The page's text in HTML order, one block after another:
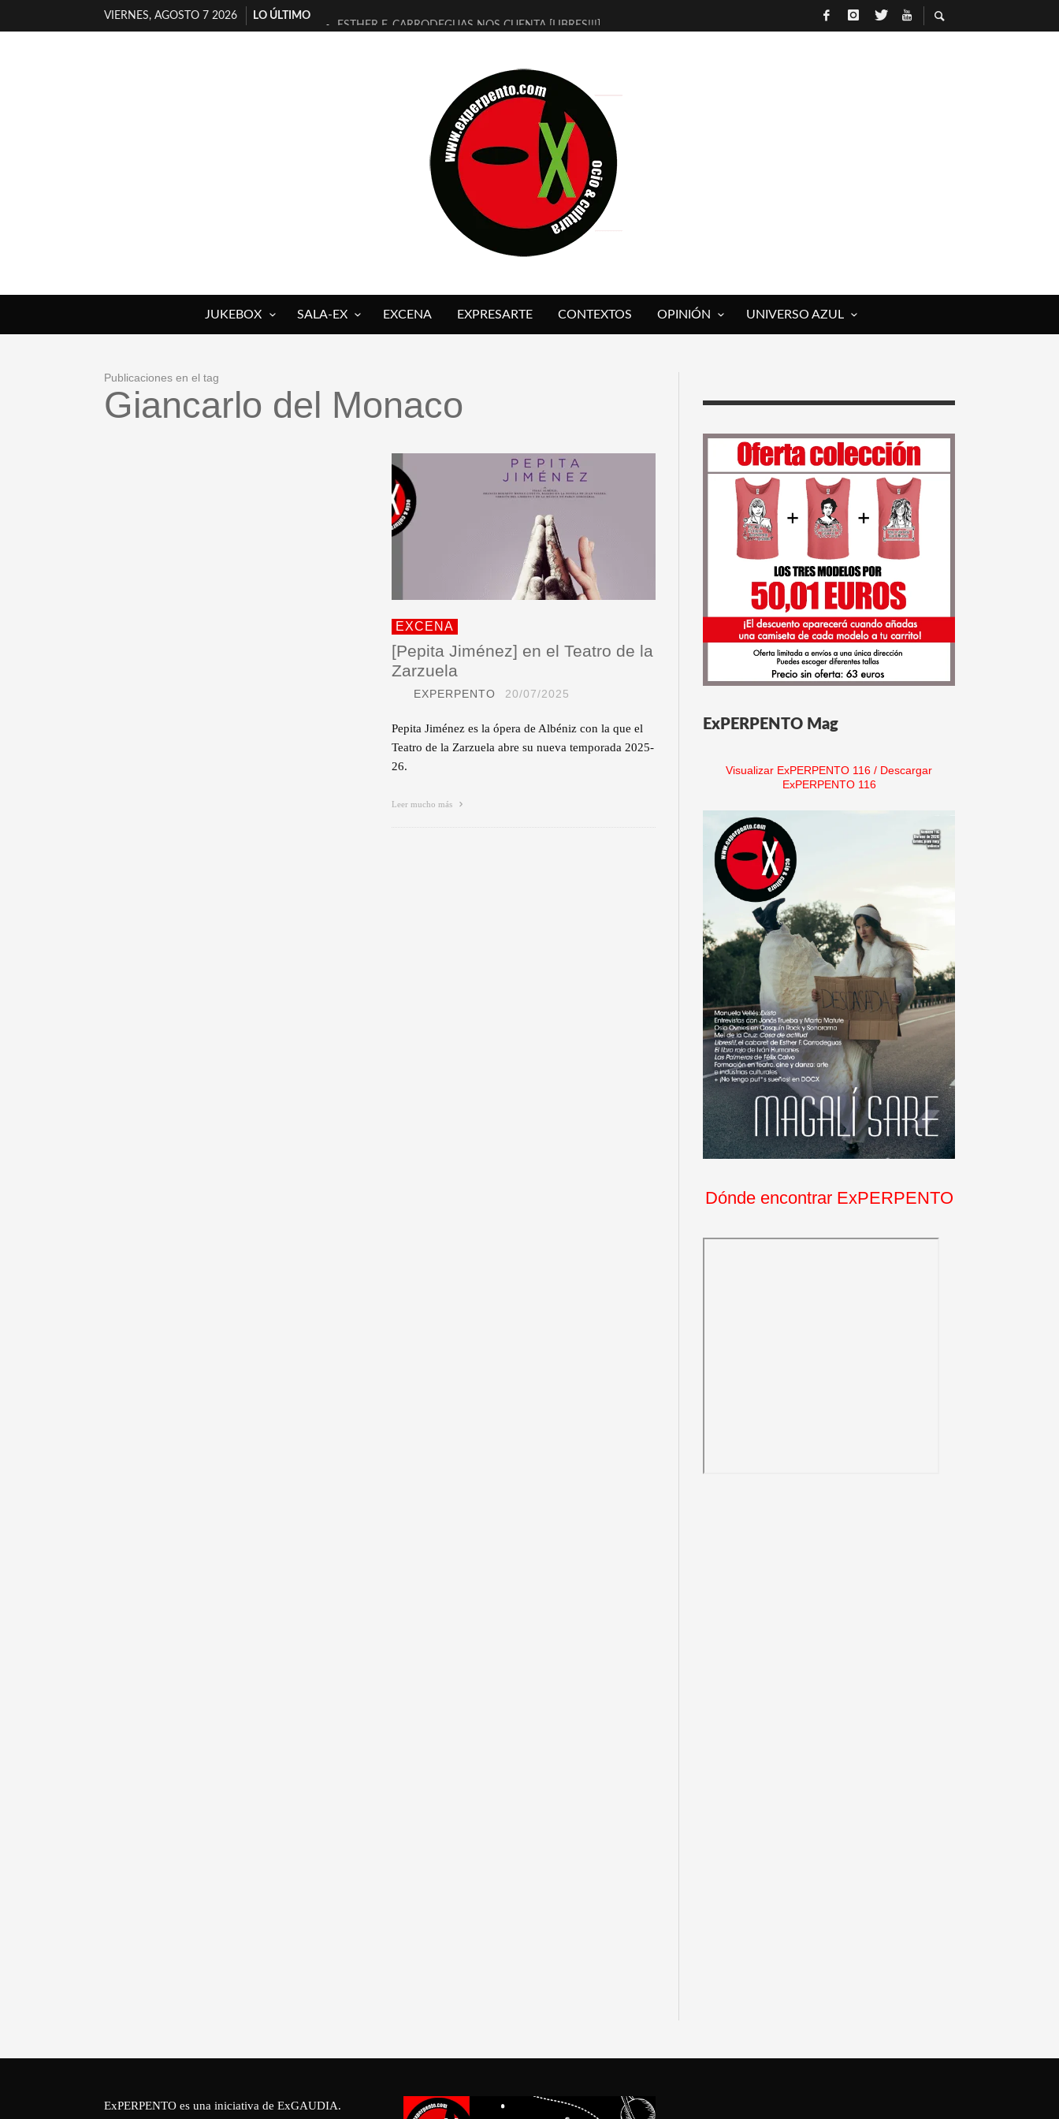
VIERNES, AGOSTO 7 2026
LO ÚLTIMO
ESTHER F. CARRODEGUAS NOS CUENTA [LIBRES!!!]
[ELECTRA JONDA] DE JUAN GUERRERO ZAMORA
TIMBRE 4, LA ESCUELA DEL DIRECTOR TEATRAL CLAUDIO TOLCACHIR
30 AÑOS (NO ES NADA) DE LA KATARSIS DEL TOMATAZO
MILITARES JUDÍAS EN #EXVITA
D’BALDOMEROS REINVENTAN [BITÁCORA 3.0] EN EXVITA
MARSHALL FLASH PRESENTA EN EXVITA [RELATIVA SENCILLEZ]
JOFRE BARDAGÍ EN EXVITA INTERPRETANDO A SERRAT
JUKEBOX SALA-EX EXCENA EXPRESARTE CONTEXTOS OPINIÓN UNIVERSO AZUL
Publicaciones en el tag
Giancarlo del Monaco
EXCENA
[Pepita Jiménez] en el Teatro de la
Zarzuela
EXPERPENTO 20/07/2025
Pepita Jiménez es la ópera de Albéniz con la que el
Teatro de la Zarzuela abre su nueva temporada 2025-
26.
Leer mucho más
ExPERPENTO Mag
Visualizar ExPERPENTO 116 / Descargar
ExPERPENTO 116
Dónde encontrar ExPERPENTO
ExPERPENTO es una iniciativa de ExGAUDIA.